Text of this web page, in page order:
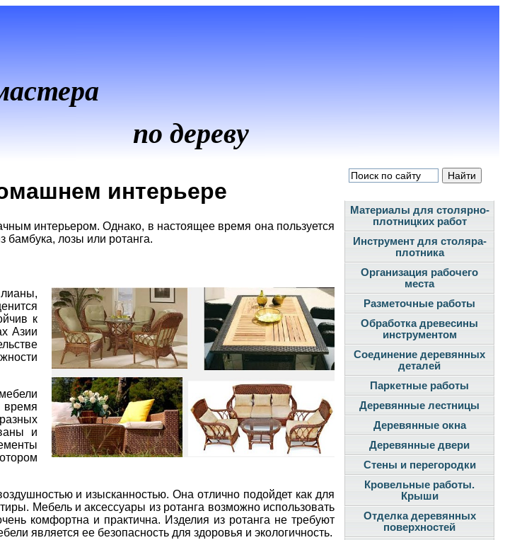
по дереву
интерьере
интерьером. Однако, в настоящее время она пользуется
бамбука, лозы или ротанга.
к
Азии
время
и
и изысканностью. Она отлично подойдет как для
Мебель и аксессуары из ротанга возможно использовать
комфортна и практична. Изделия из ротанга не требуют
является ее безопасность для здоровья и экологичность.
Материалы для столярно-
плотницких работ
Инструмент для столяра-
плотника
Организация рабочего
места
Разметочные работы
Обработка древесины
инструментом
Соединение деревянных
деталей
Паркетные работы
Деревянные лестницы
Деревянные окна
Деревянные двери
Стены и перегородки
Кровельные работы.
Крыши
Отделка деревянных
поверхностей